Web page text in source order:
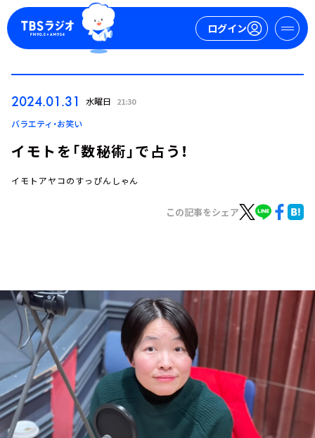
ログイン
ログイン
トピックス
TBS Podcast
お知らせ
イベント・グッズ
YouTube
会社情報
2024.01.31 水曜日 21:30
バラエティ・お笑い
イモトを「数秘術」で占う！
イモトアヤコのすっぴんしゃん
この記事をシェア